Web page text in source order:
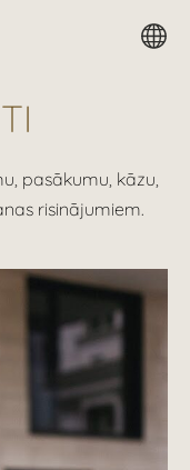
pasākumu, kāzu,
risinājumiem.